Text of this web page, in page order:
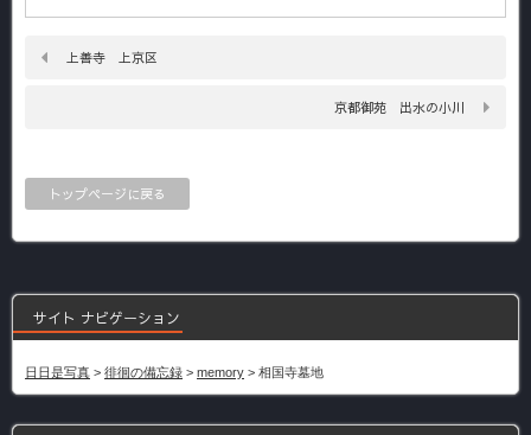
上善寺 上京区
京都御苑 出水の小川
トップページに戻る
サイト ナビゲーション
日日是写真 > 徘徊の備忘録 > memory > 相国寺墓地